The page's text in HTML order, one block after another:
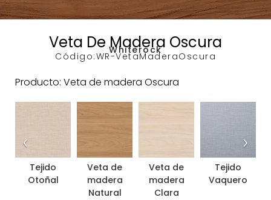
Veta De Madera Oscura
Whiterock
Código:WR-VetaMaderaOscura
Producto: Veta de madera Oscura
Tejido
Otoñal
Veta de
madera
Natural
Veta de
madera
Clara
Tejido
Vaquero
‹ ›